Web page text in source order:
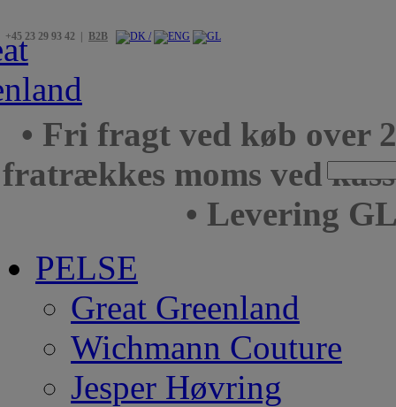
+45 23 29 93 42 | B2B
• Fri fragt ved køb over
fratrækkes moms ved
• Levering
PELSE
Great Greenland
Wichmann Couture
Jesper Høvring